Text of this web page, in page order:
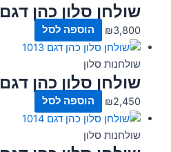
שולחן סלון כהן דגם 1012
₪3,800 הוספה לסל
שולחנות סלון
שולחן סלון כהן דגם 1013
₪2,450 הוספה לסל
שולחנות סלון